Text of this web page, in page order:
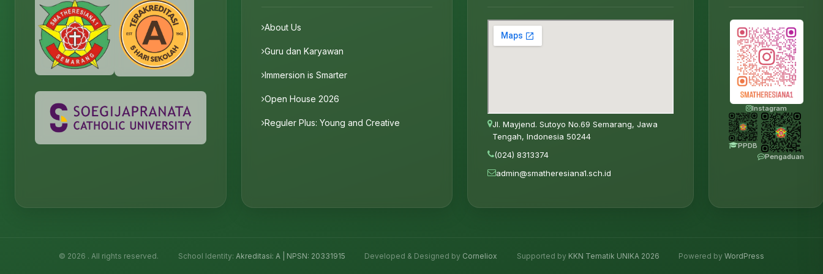
About Us
Guru dan Karyawan
Immersion is Smarter
Open House 2026
Reguler Plus: Young and Creative
Jl. Mayjend. Sutoyo No.69 Semarang, Jawa
Tengah, Indonesia 50244
(024) 8313374
admin@smatheresiana1.sch.id
Instagram
PPDB
Pengaduan
© 2026 . All rights reserved. School Identity: Akreditasi: A | NPSN: 20331915 Developed & Designed by Corneliox Supported by KKN Tematik UNIKA 2026 Powered by WordPress